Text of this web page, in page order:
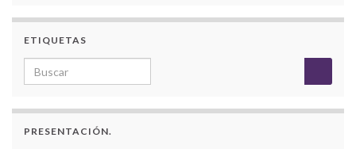
ETIQUETAS
Search for:
PRESENTACIÓN.